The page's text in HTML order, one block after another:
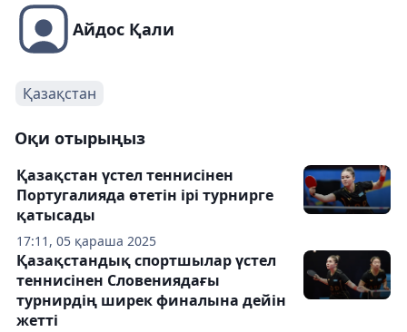
Айдос Қали
Қазақстан
Оқи отырыңыз
17:11, 05 қараша 2025
Қазақстан үстел теннисінен
Португалияда өтетін ірі турнирге
қатысады
Қазақстандық спортшылар үстел
теннисінен Словениядағы
турнирдің ширек финалына дейін
жетті